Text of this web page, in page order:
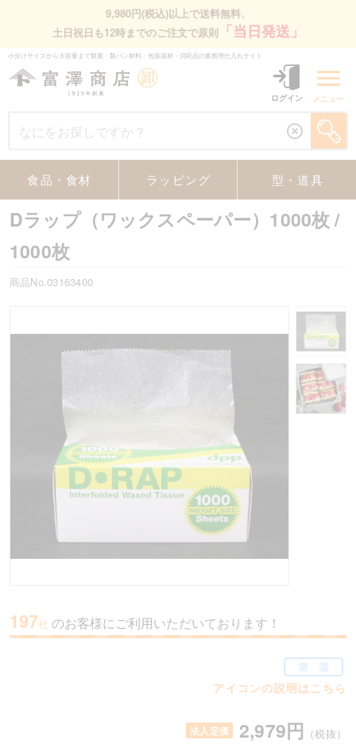
9,980円(税込)以上で送料無料、
土日祝日も12時までのご注文で原則「当日発送」
小分けサイズから大容量まで製菓・製パン材料・包装資材・消耗品の業務⽤仕⼊れサイト
ログイン メニュー
食品・食材 ラッピング 型・道具
Dラップ（ワックスペーパー）1000枚/
1000枚
商品No.03163400
197社 のお客様にご利用いただいております！
アイコンの説明はこちら
法人定価 2,979円 （税抜）